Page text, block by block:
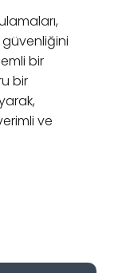
güvenliğini
bir
bir
ve